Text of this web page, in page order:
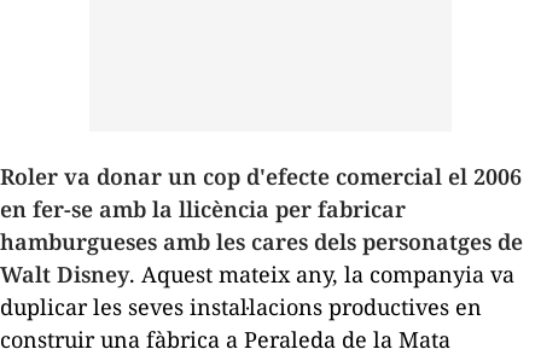
Roler va donar un cop d'efecte comercial el 2006
en fer-se amb la llicència per fabricar
hamburgueses amb les cares dels personatges de
Walt Disney. Aquest mateix any, la companyia va
duplicar les seves instal·lacions productives en
construir una fàbrica a Peraleda de la Mata